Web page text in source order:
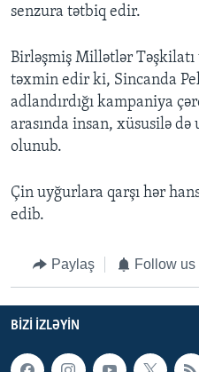
senzura tətbiq edir.
Birləşmiş Millətlər Təşkilatı
təxmin edir ki, Sincanda
adlandırdığı kampaniya
arasında insan, xüsusilə
olunub.
Çin uyğurlara qarşı hər
edib.
Paylaş Follow us
BIZI IZLƏYIN